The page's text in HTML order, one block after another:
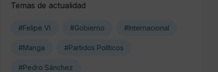
Temas de actualidad
#Felipe VI #Gobierno #Internacional
#Manga #Partidos Políticos
#Pedro Sánchez